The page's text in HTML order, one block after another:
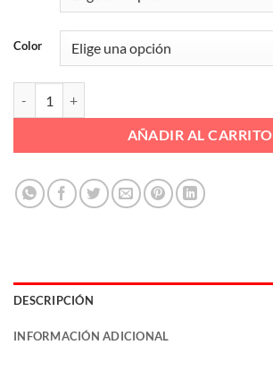
Color
AÑADIR AL CARRITO
DESCRIPCIÓN
INFORMACIÓN ADICIONAL